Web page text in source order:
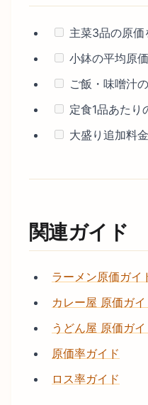
主菜3品の原価
小鉢の平均原
ご飯・味噌汁
定食1品あたり
大盛り追加料
関連ガイド
ラーメン原価ガイ
カレー屋 原価ガイ
うどん屋 原価ガイ
原価率ガイド
ロス率ガイド